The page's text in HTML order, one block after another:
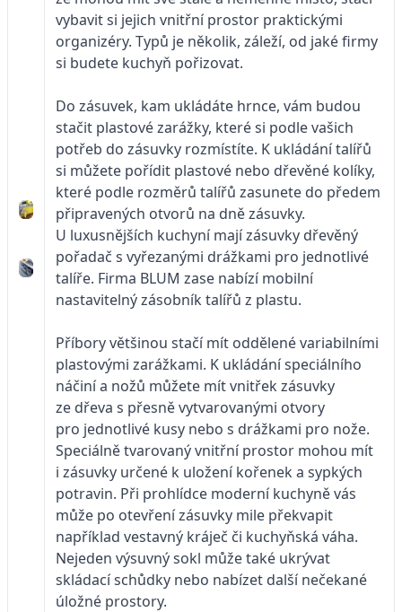
vybavit si jejich vnitřní prostor praktickými
organizéry. Typů je několik, záleží, od jaké firmy
si budete kuchyň pořizovat.
Do zásuvek, kam ukládáte hrnce, vám budou
stačit plastové zarážky, které si podle vašich
potřeb do zásuvky rozmístíte. K ukládání talířů
si můžete pořídit plastové nebo dřevěné kolíky,
které podle rozměrů talířů zasunete do předem
připravených otvorů na dně zásuvky.
U luxusnějších kuchyní mají zásuvky dřevěný
pořadač s vyřezanými drážkami pro jednotlivé
talíře. Firma BLUM zase nabízí mobilní
nastavitelný zásobník talířů z plastu.
Příbory většinou stačí mít oddělené variabilními
plastovými zarážkami. K ukládání speciálního
náčiní a nožů můžete mít vnitřek zásuvky
ze dřeva s přesně vytvarovanými otvory
pro jednotlivé kusy nebo s drážkami pro nože.
Speciálně tvarovaný vnitřní prostor mohou mít
i zásuvky určené k uložení kořenek a sypkých
potravin. Při prohlídce moderní kuchyně vás
může po otevření zásuvky mile překvapit
například vestavný kráječ či kuchyňská váha.
Nejeden výsuvný sokl může také ukrývat
skládací schůdky nebo nabízet další nečekané
úložné prostory.